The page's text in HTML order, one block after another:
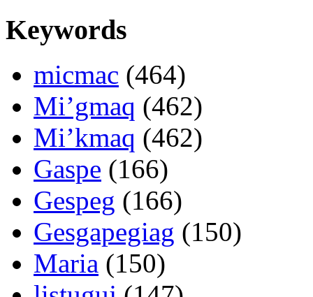
Keywords
micmac (464)
Mi’gmaq (462)
Mi’kmaq (462)
Gaspe (166)
Gespeg (166)
Gesgapegiag (150)
Maria (150)